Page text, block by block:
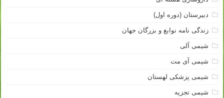
دبیرستان (دوره اول)
زندگی نامه نوابغ و بزرگان جهان
شیمی آلی
شیمی آی مت
شیمی پزشکی لهستان
شیمی تجزیه